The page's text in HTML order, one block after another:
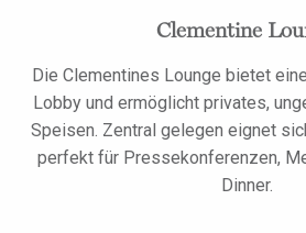
Clementine
Die Clementines Lounge bietet
Lobby und ermöglicht privates,
Speisen. Zentral gelegen eignet
perfekt für Pressekonferenzen,
Dinner.